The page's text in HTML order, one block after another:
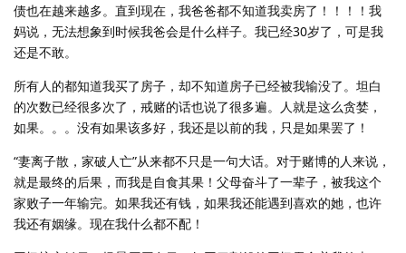
债也在越来越多。直到现在，我爸爸都不知道我卖房了！！！！我
妈说，无法想象到时候我爸会是什么样子。我已经30岁了，可是我
还是不敢。
所有人的都知道我买了房子，却不知道房子已经被我输没了。坦白
的次数已经很多次了，戒赌的话也说了很多遍。人就是这么贪婪，
如果。。。没有如果该多好，我还是以前的我，只是如果罢了！
“妻离子散，家破人亡”从来都不只是一句大话。对于赌博的人来说，
就是最终的后果，而我是自食其果！父母奋斗了一辈子，被我这个
家败子一年输完。如果我还有钱，如果我还能遇到喜欢的她，也许
我还有姻缘。现在我什么都不配！